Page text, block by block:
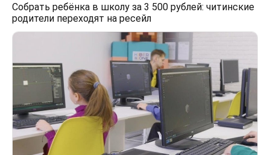
Собрать ребёнка в школу за 3 500 рублей: читинские
родители переходят на ресейл